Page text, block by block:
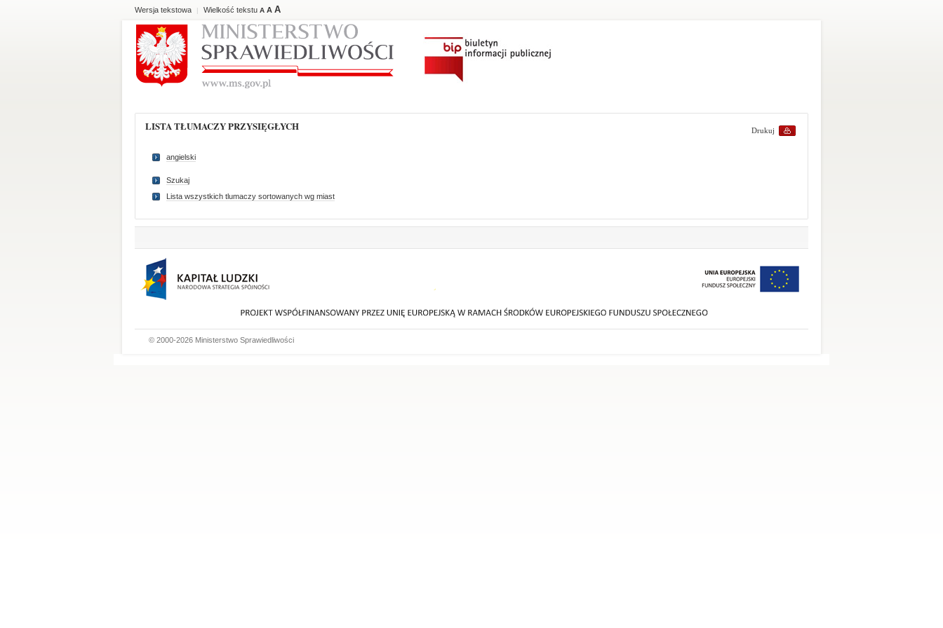
Wersja tekstowa | Wielkość tekstu A A A
Drukuj
LISTA TŁUMACZY PRZYSIĘGŁYCH
angielski
Szukaj
Lista wszystkich tlumaczy sortowanych wg miast
© 2000-2026 Ministerstwo Sprawiedliwości